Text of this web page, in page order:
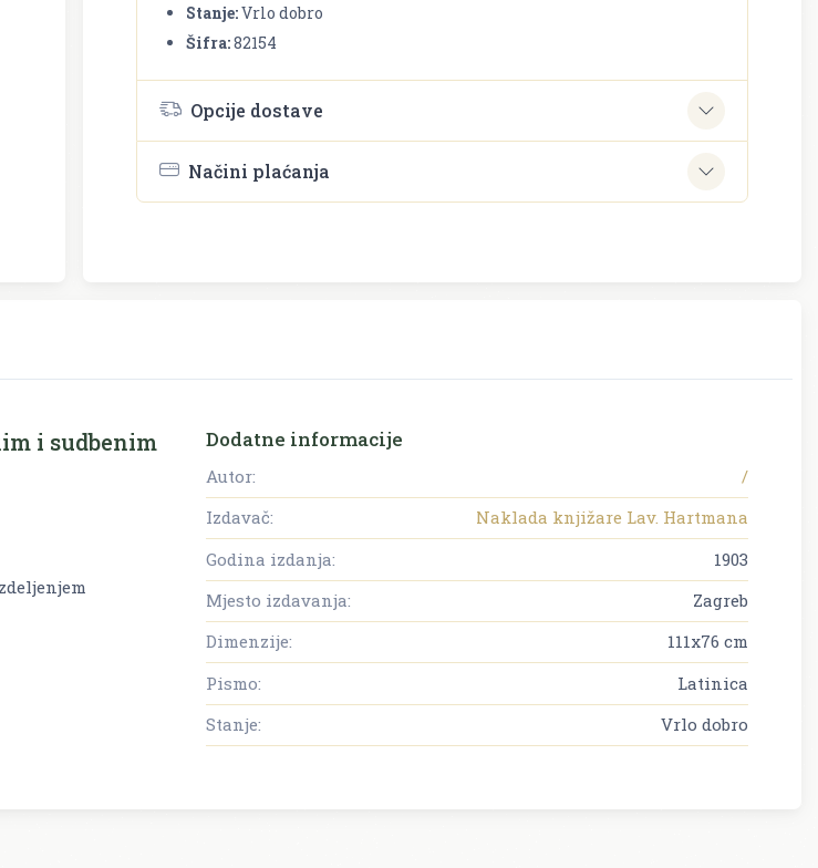
Stanje:Vrlo dobro
Šifra:82154
Opcije dostave
Načini plaćanja
i sudbenim
Dodatne informacije
Autor:
/
Izdavač:
Naklada knjižare Lav. Hartmana
Godina izdanja:
1903
Mjesto izdavanja:
Zagreb
Dimenzije:
111x76 cm
Pismo:
Latinica
Stanje:
Vrlo dobro